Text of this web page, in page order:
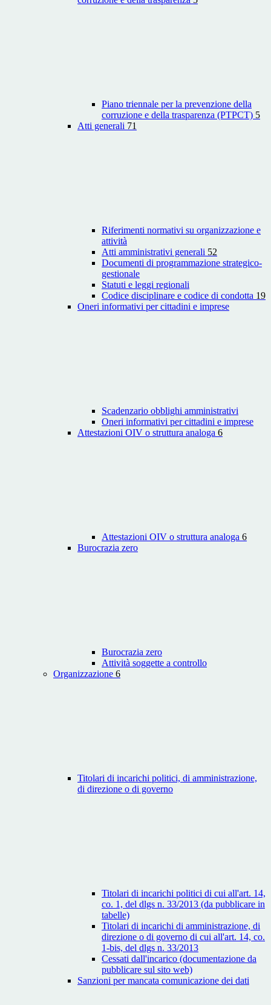
Piano triennale per la prevenzione della
corruzione e della trasparenza (PTPCT) 5
Atti generali 71
Riferimenti normativi su organizzazione e
attività
Atti amministrativi generali 52
Documenti di programmazione strategico-
gestionale
Statuti e leggi regionali
Codice disciplinare e codice di condotta 19
Oneri informativi per cittadini e imprese
Scadenzario obblighi amministrativi
Oneri informativi per cittadini e imprese
Attestazioni OIV o struttura analoga 6
Attestazioni OIV o struttura analoga 6
Burocrazia zero
Burocrazia zero
Attività soggette a controllo
Organizzazione 6
Titolari di incarichi politici, di amministrazione,
di direzione o di governo
Titolari di incarichi politici di cui all'art. 14,
co. 1, del dlgs n. 33/2013 (da pubblicare in
tabelle)
Titolari di incarichi di amministrazione, di
direzione o di governo di cui all'art. 14, co.
1-bis, del dlgs n. 33/2013
Cessati dall'incarico (documentazione da
pubblicare sul sito web)
Sanzioni per mancata comunicazione dei dati